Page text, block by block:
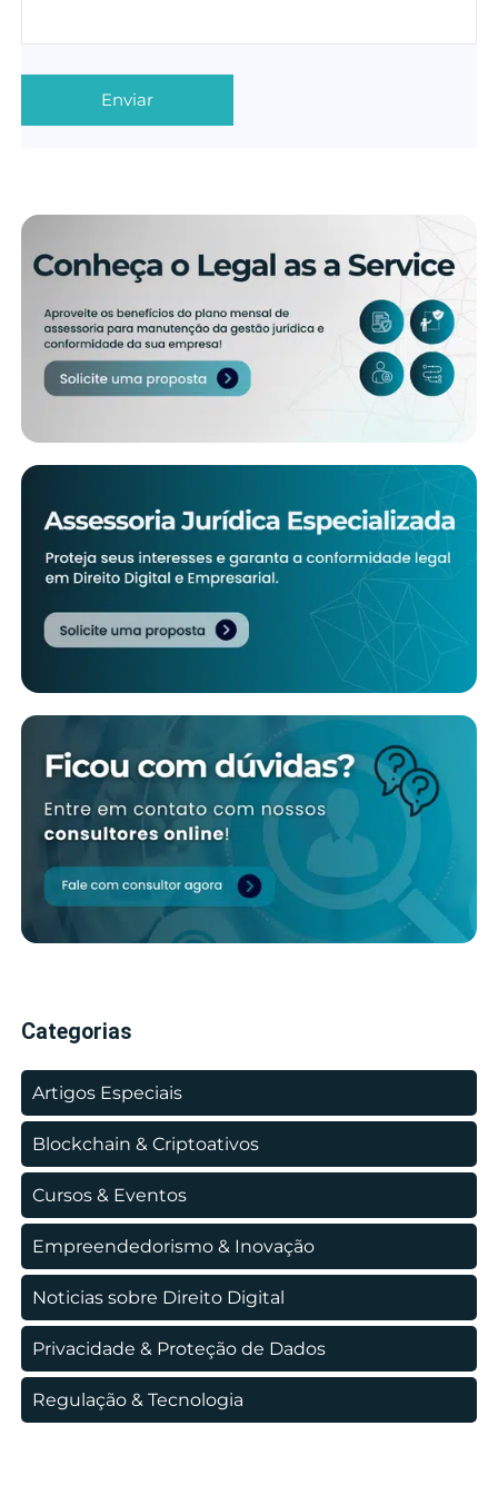
Categorias
Artigos Especiais
Blockchain & Criptoativos
Cursos & Eventos
Empreendedorismo & Inovação
Noticias sobre Direito Digital
Privacidade & Proteção de Dados
Regulação & Tecnologia